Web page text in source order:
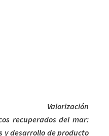
Valorización
recuperados del mar:
y desarrollo de producto